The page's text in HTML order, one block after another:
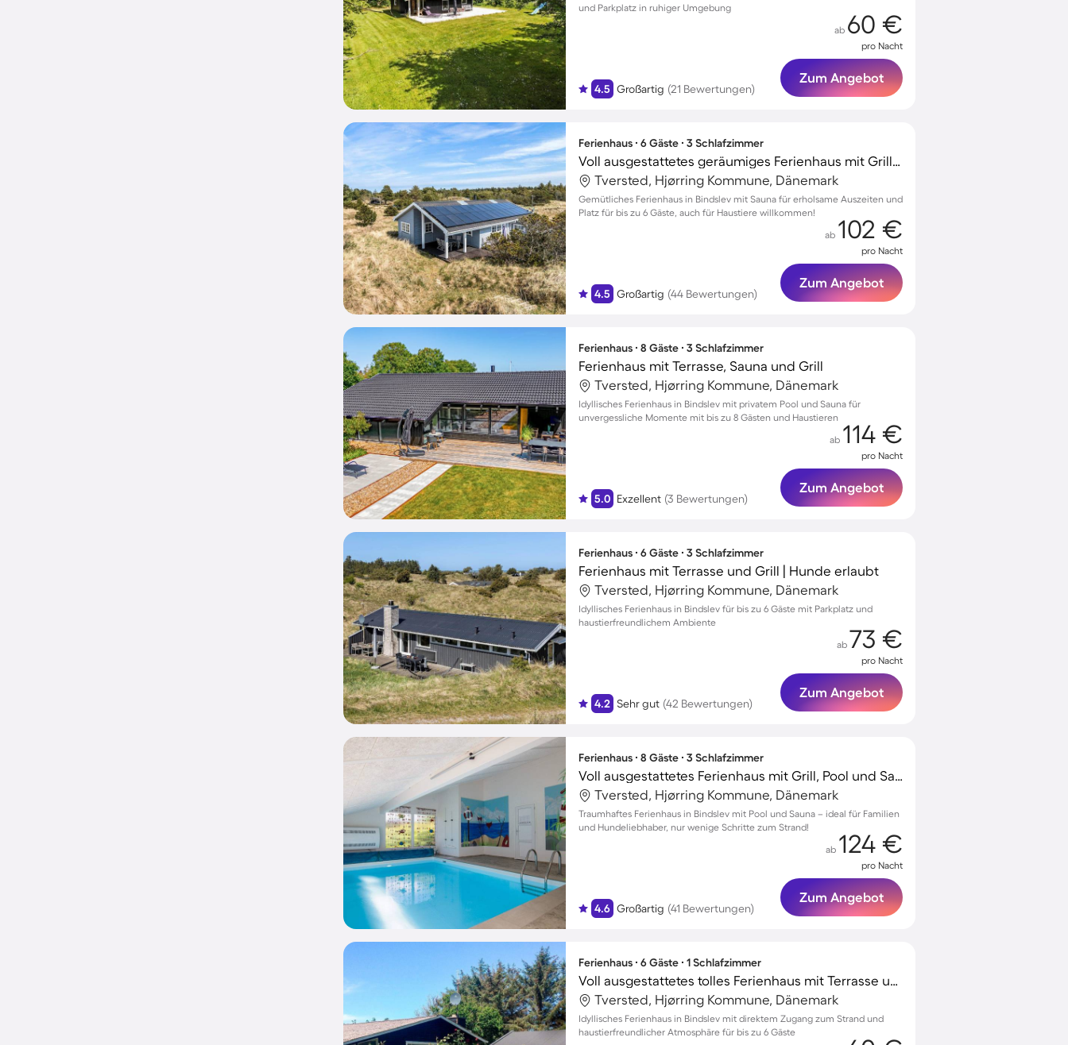
und Parkplatz in ruhiger Umgebung
4.5 Großartig (21 Bewertungen)
ab 60 €
pro Nacht
Zum Angebot
Ferienhaus ∙ 6 Gäste ∙ 3 Schlafzimmer
Voll ausgestattetes geräumiges Ferienhaus mit Grill, Terrasse und Sauna | Haustiere erlaubt
Tversted, Hjørring Kommune, Dänemark
Gemütliches Ferienhaus in Bindslev mit Sauna für erholsame Auszeiten und
Platz für bis zu 6 Gäste, auch für Haustiere willkommen!
4.5 Großartig (44 Bewertungen)
ab 102 €
pro Nacht
Zum Angebot
Ferienhaus ∙ 8 Gäste ∙ 3 Schlafzimmer
Ferienhaus mit Terrasse, Sauna und Grill
Tversted, Hjørring Kommune, Dänemark
Idyllisches Ferienhaus in Bindslev mit privatem Pool und Sauna für
unvergessliche Momente mit bis zu 8 Gästen und Haustieren
5.0 Exzellent (3 Bewertungen)
ab 114 €
pro Nacht
Zum Angebot
Ferienhaus ∙ 6 Gäste ∙ 3 Schlafzimmer
Ferienhaus mit Terrasse und Grill | Hunde erlaubt
Tversted, Hjørring Kommune, Dänemark
Idyllisches Ferienhaus in Bindslev für bis zu 6 Gäste mit Parkplatz und
haustierfreundlichem Ambiente
4.2 Sehr gut (42 Bewertungen)
ab 73 €
pro Nacht
Zum Angebot
Ferienhaus ∙ 8 Gäste ∙ 3 Schlafzimmer
Voll ausgestattetes Ferienhaus mit Grill, Pool und Sauna | Haustiere erlaubt
Tversted, Hjørring Kommune, Dänemark
Traumhaftes Ferienhaus in Bindslev mit Pool und Sauna – ideal für Familien
und Hundeliebhaber, nur wenige Schritte zum Strand!
4.6 Großartig (41 Bewertungen)
ab 124 €
pro Nacht
Zum Angebot
Ferienhaus ∙ 6 Gäste ∙ 1 Schlafzimmer
Voll ausgestattetes tolles Ferienhaus mit Terrasse und Grill | Nah am Strand | Haustiere erlaubt
Tversted, Hjørring Kommune, Dänemark
Idyllisches Ferienhaus in Bindslev mit direktem Zugang zum Strand und
haustierfreundlicher Atmosphäre für bis zu 6 Gäste